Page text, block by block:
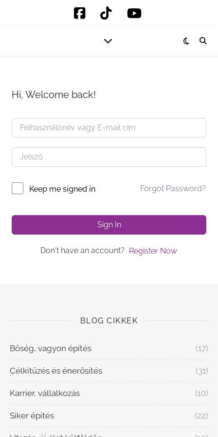
Hi, Welcome back!
Keep me signed in Forgot Password?
Sign In
Don't have an account? Register Now
BLOG CIKKEK
Bőség, vagyon építés (17)
Célkitűzés és énerősítés (31)
Karrier, vállalkozás (10)
Siker építés (22)